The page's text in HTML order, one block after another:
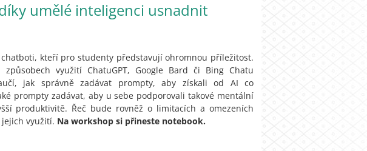
umělé inteligenci usnadnit
kteří pro studenty představují ohromnou příležitost.
využití ChatuGPT, Google Bard či Bing Chatu
jak správně zadávat prompty, aby získali od AI co
prompty zadávat, aby u sebe podporovali takové mentální
produktivitě. Řeč bude rovněž o limitacích a omezeních
jejich využití. Na workshop si přineste notebook.